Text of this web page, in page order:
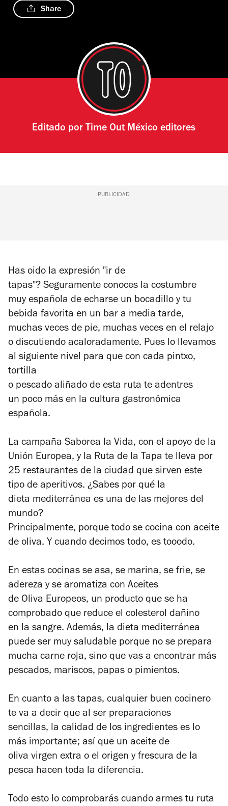
Share
Editado por Time Out México editores
PUBLICIDAD
Has oido la expresión "ir de
tapas"? Seguramente conoces la costumbre
muy española de echarse un bocadillo y tu
bebida favorita en un bar a media tarde,
muchas veces de pie, muchas veces en el relajo
o discutiendo acaloradamente. Pues lo llevamos
al siguiente nivel para que con cada pintxo,
tortilla
o pescado aliñado de esta ruta te adentres
un poco más en la cultura gastronómica
española.
La campaña Saborea la Vida, con el apoyo de la
Unión Europea, y la Ruta de la Tapa te lleva por
25 restaurantes de la ciudad que sirven este
tipo de aperitivos. ¿Sabes por qué la
dieta mediterránea es una de las mejores del
mundo?
Principalmente, porque todo se cocina con aceite
de oliva. Y cuando decimos todo, es tooodo.
En estas cocinas se asa, se marina, se frie, se
adereza y se aromatiza con Aceites
de Oliva Europeos, un producto que se ha
comprobado que reduce el colesterol dañino
en la sangre. Además, la dieta mediterránea
puede ser muy saludable porque no se prepara
mucha carne roja, sino que vas a encontrar más
pescados, mariscos, papas o pimientos.
En cuanto a las tapas, cualquier buen cocinero
te va a decir que al ser preparaciones
sencillas, la calidad de los ingredientes es lo
más importante; así que un aceite de
oliva virgen extra o el origen y frescura de la
pesca hacen toda la diferencia.
Todo esto lo comprobarás cuando armes tu ruta